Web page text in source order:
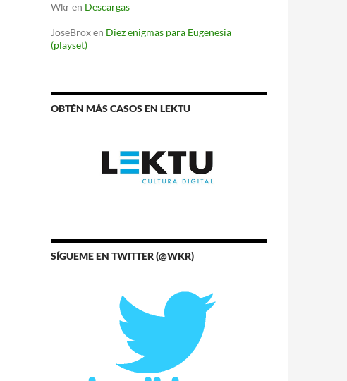
Wkren Descargas
JoseBroxen Diez enigmas para Eugenesia
(playset)
OBTÉN MÁS CASOS EN LEKTU
SÍGUEME EN TWITTER (@WKR)